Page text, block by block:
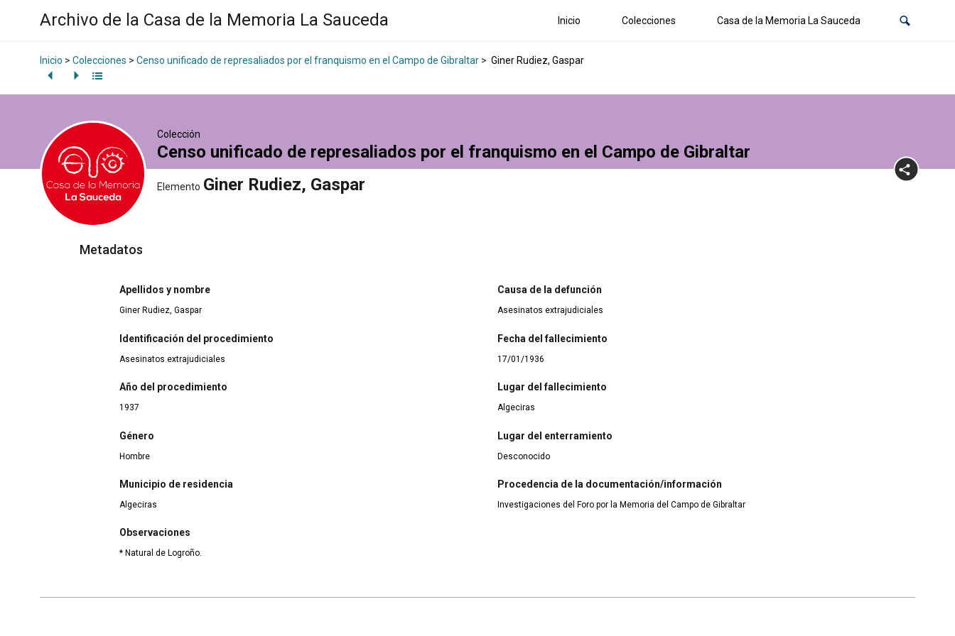
Archivo de la Casa de la Memoria La Sauceda Inicio Colecciones Casa de la Memoria La Sauceda
Inicio > Colecciones > Censo unificado de represaliados por el franquismo en el Campo de Gibraltar > Giner Rudiez, Gaspar
Colección
Censo unificado de represaliados por el franquismo en el Campo de Gibraltar
Elemento Giner Rudiez, Gaspar
Metadatos
Apellidos y nombre
Giner Rudiez, Gaspar
Identificación del procedimiento
Asesinatos extrajudiciales
Año del procedimiento
1937
Género
Hombre
Municipio de residencia
Algeciras
Observaciones
* Natural de Logroño.
Causa de la defunción
Asesinatos extrajudiciales
Fecha del fallecimiento
17/01/1936
Lugar del fallecimiento
Algeciras
Lugar del enterramiento
Desconocido
Procedencia de la documentación/información
Investigaciones del Foro por la Memoria del Campo de Gibraltar